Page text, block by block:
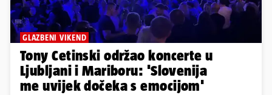
GLAZBENI VIKEND
Tony Cetinski održao koncerte u
Ljubljani i Mariboru: 'Slovenija
me uvijek dočeka s emocijom'